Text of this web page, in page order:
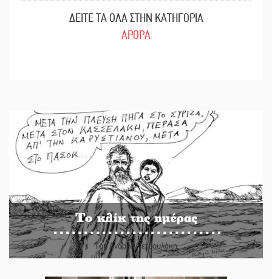
ΔΕΙΤΕ ΤΑ ΟΛΑ ΣΤΗΝ ΚΑΤΗΓΟΡΙΑ
ΑΡΘΡΑ
Το κλίκ της ημέρας
Του Ανδρέα Πετρουλάκη